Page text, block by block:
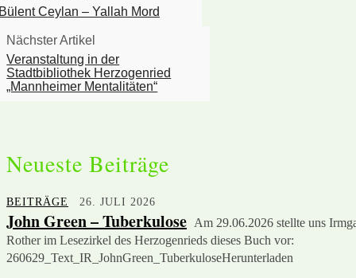
Ceylan – Yallah Mord
Nächster Artikel
Veranstaltung in der
Stadtbibliothek Herzogenried
„Mannheimer Mentalitäten“
Neueste Beiträge
BEITRÄGE 26. JULI 2026
John Green – Tuberkulose Am 29.06.2026 stellte uns
Rother im Lesezirkel des Herzogenrieds dieses Buch vor:
260629_Text_IR_JohnGreen_TuberkuloseHerunterladen